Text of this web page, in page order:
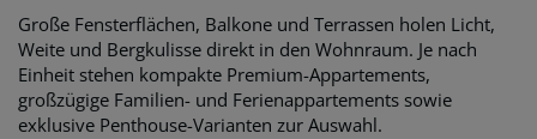
Große Fensterflächen, Balkone und Terrassen holen Licht,
Weite und Bergkulisse direkt in den Wohnraum. Je nach
Einheit stehen kompakte Premium-Appartements,
großzügige Familien- und Ferienappartements sowie
exklusive Penthouse-Varianten zur Auswahl.